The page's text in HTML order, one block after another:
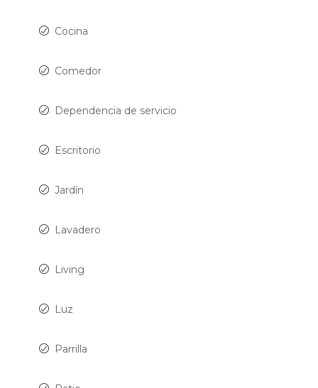
Cocina
Comedor
Dependencia de servicio
Escritorio
Jardín
Lavadero
Living
Luz
Parrilla